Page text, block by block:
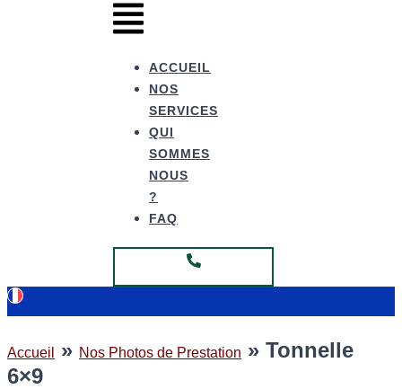
ACCUEIL
NOS
SERVICES
QUI
SOMMES
NOUS
?
FAQ
Accueil » Nos Photos de Prestation » Tonnelle
6×9